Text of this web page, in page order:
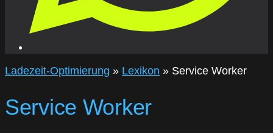
Ladezeit-Optimierung » Lexikon » Service Worker
Service Worker